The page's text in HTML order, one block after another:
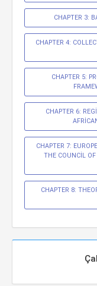
CHAPTER 3:
CHAPTER 4:
CHAPTER 5:
CHAPTER 6:
CHAPTER 7:
THE COUNCİL
CHAPTER 8: